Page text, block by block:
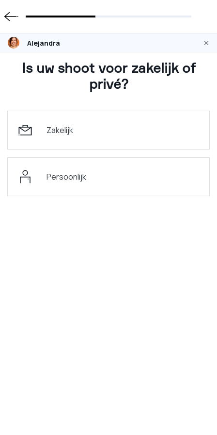
Alejandra ×
Is uw shoot voor zakelijk of
privé?
Zakelijk
Persoonlijk